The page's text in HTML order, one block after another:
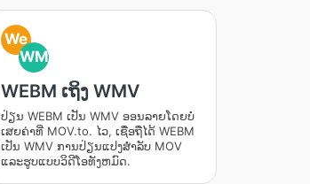
We
WM
WEBM ເຖິງ WMV
ປ່ຽນ WEBM ເປັນ WMV ອອນລາຍໂດຍບໍ່
ເສຍຄ່າທີ່ MOV.to. ໄວ, ເຊື່ອຖືໄດ້ WEBM
ເປັນ WMV ການປ່ຽນແປງສໍາລັບ MOV
ແລະຮູບແບບວິດີໂອທັງຫມົດ.